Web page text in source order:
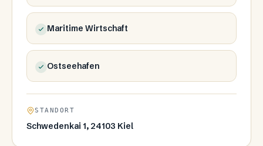
Maritime Wirtschaft
Ostseehafen
STANDORT
Schwedenkai 1, 24103 Kiel